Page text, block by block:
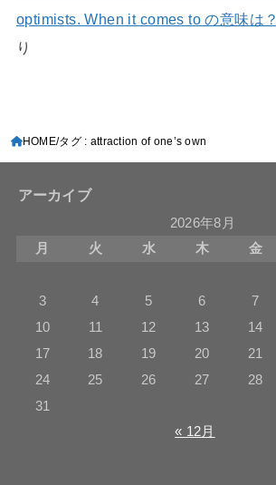
optimists. When it comes to の意味は？
り
HOME タグ : attraction of one’s own
アーカイブ
2026年8月
月
火 水 木 金
3
4 5 6 7
10
11 12 13 14
17
18 19 20 21
24
25 26 27 28
31
« 12月